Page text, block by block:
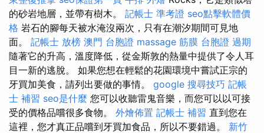
的砂岩地層，並帶有樹木。 記帳士 準考證 seo點擊軟體價
格 岩石的腳每天被水淹沒兩次，只有在潮汐期間可見地
面。 記帳士 放榜 澳門 台胞證 massage 筋膜 台胞證 過期
隨著它的升高，溫度降低，從金斯敦的熱量中提供了令人耳
目一新的逃脫。 如果您想在輕鬆的花園環境中嘗試正宗的
牙買加美食，請列出要做的事情。 google 搜尋技巧 記帳
士 補習 seo是什麼 您可以收聽雷鬼音樂，而您可以以可接
受的價格品嚐很多食物。 外燴佈置 記帳士 補習 直到您在
這裡，您才真正品嚐到牙買加食品，所以不要錯過。 新竹